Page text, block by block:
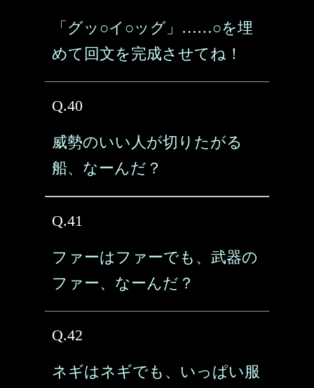
「グッ○イ○ッグ」……○を埋
めて回文を完成させてね！
Q.40
威勢のいい人が切りたがる
船、なーんだ？
Q.41
ファーはファーでも、武器の
ファー、なーんだ？
Q.42
ネギはネギでも、いっぱい服